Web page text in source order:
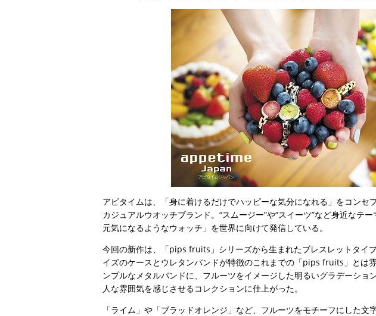
アピタイムは、「身に着けるだけでハッピーな気分になれる」をコンセ
カジュアルウオッチブランド。“スムージー”や“スイーツ”など身近なテー
元気になるようなウォッチ」を世界に向けて発信している。
今回の新作は、「pips fruits」シリーズから生まれたブレスレットタイ
イズのケースとウレタンバンドが特徴のこれまでの「pips fruits」とは
ンプルなメタルバンドに、フルーツをイメージした明るいグラデーショ
人な雰囲気を感じさせるコレクションに仕上がった。
「ライム」や「ブラッドオレンジ」など、フルーツをモチーフにした文